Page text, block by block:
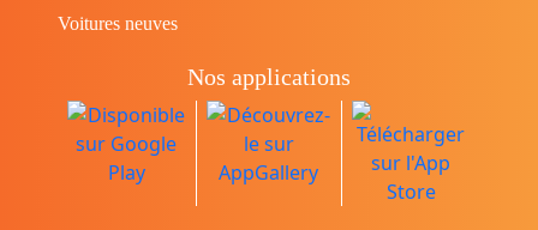
Voitures neuves
Nos applications